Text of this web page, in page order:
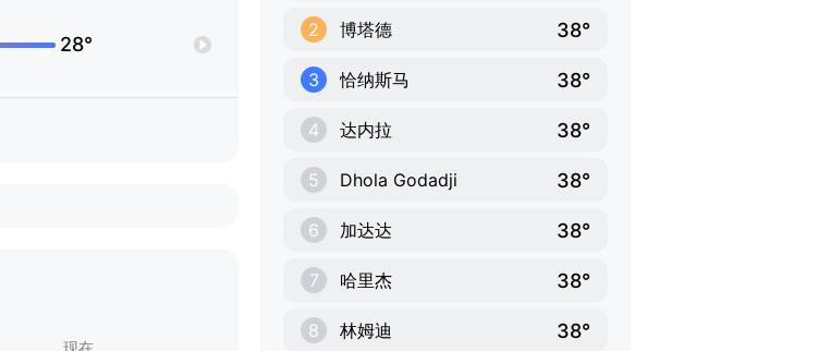
28°
现在
2 博塔德 38°
3 恰纳斯马 38°
4 达内拉 38°
5 Dhola Godadji 38°
6 加达达 38°
7 哈里杰 38°
8 林姆迪 38°